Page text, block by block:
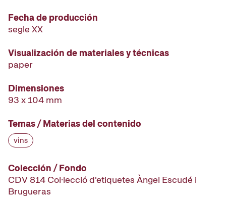
Fecha de producción
segle XX
Visualización de materiales y técnicas
paper
Dimensiones
93 x 104 mm
Temas / Materias del contenido
vins
Colección / Fondo
CDV 814 Col·lecció d'etiquetes Àngel Escudé i
Brugueras